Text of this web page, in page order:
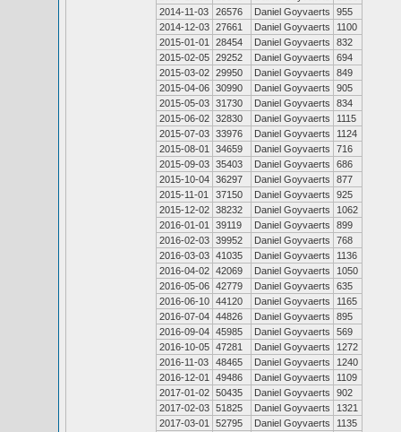
2014-11-03
26576 Daniel Goyvaerts
955
2014-12-03 27661 Daniel Goyvaerts
1100
2015-01-01
28454 Daniel Goyvaerts
832
2015-02-05 29252 Daniel Goyvaerts
694
2015-03-02 29950 Daniel Goyvaerts
849
2015-04-06 30990 Daniel Goyvaerts
905
2015-05-03 31730 Daniel Goyvaerts
834
2015-06-02 32830 Daniel Goyvaerts
1115
2015-07-03 33976 Daniel Goyvaerts
1124
2015-08-01
34659 Daniel Goyvaerts
716
2015-09-03 35403 Daniel Goyvaerts
686
2015-10-04 36297 Daniel Goyvaerts
877
2015-11-01
37150 Daniel Goyvaerts
925
2015-12-02 38232 Daniel Goyvaerts
1062
2016-01-01
39119 Daniel Goyvaerts
899
2016-02-03 39952 Daniel Goyvaerts
768
2016-03-03 41035 Daniel Goyvaerts
1136
2016-04-02 42069 Daniel Goyvaerts
1050
2016-05-06 42779 Daniel Goyvaerts
635
2016-06-10 44120 Daniel Goyvaerts
1165
2016-07-04 44826 Daniel Goyvaerts
895
2016-09-04 45985 Daniel Goyvaerts
569
2016-10-05 47281 Daniel Goyvaerts
1272
2016-11-03
48465 Daniel Goyvaerts
1240
2016-12-01
49486 Daniel Goyvaerts
1109
2017-01-02 50435 Daniel Goyvaerts
902
2017-02-03 51825 Daniel Goyvaerts
1321
2017-03-01
52795 Daniel Goyvaerts
1135